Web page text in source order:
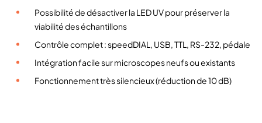
a
t
Possibilité de désactiver la LED UV pour préserver la
viabilité des échantillons
Contrôle complet : speedDIAL, USB, TTL, RS-232, pédale
Intégration facile sur microscopes neufs ou existants
Fonctionnement très silencieux (réduction de 10 dB)